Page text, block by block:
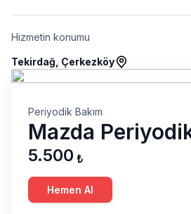
Hizmetin konumu
Tekirdağ, Çerkezköy
Periyodik Bakım
Mazda
5.500 ₺
Hemen Al